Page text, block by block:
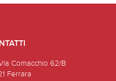
Comacchio 62/B
Ferrara